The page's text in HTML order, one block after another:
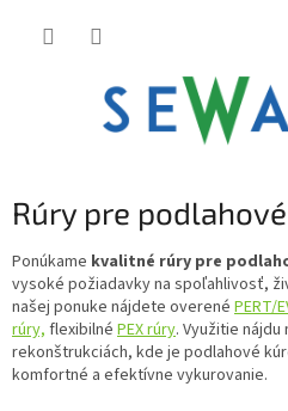
Rúry pre
Ponúkame kvalitné rúry pre
vysoké požiadavky na spoľahlivosť,
našej ponuke nájdete overené PERT/
rúry, flexibilné PEX rúry. Využitie
rekonštrukciách, kde je podlahové
komfortné a efektívne vykurovanie.